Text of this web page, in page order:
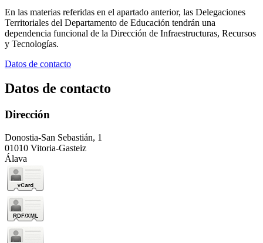
En las materias referidas en el apartado anterior, las Delegaciones
Territoriales del Departamento de Educación tendrán una
dependencia funcional de la Dirección de Infraestructuras, Recursos
y Tecnologías.
Datos de contacto
Datos de contacto
Dirección
Donostia-San Sebastián, 1
01010 Vitoria-Gasteiz
Álava